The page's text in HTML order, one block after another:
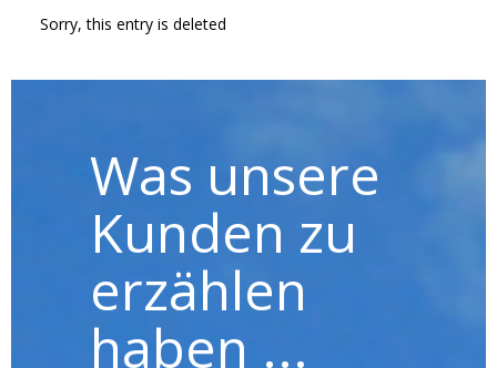
Sorry, this entry is deleted
Was unsere
Kunden zu
erzählen
haben ...